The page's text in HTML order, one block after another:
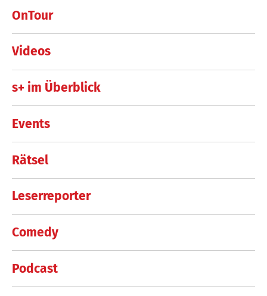
OnTour
Videos
s+ im Überblick
Events
Rätsel
Leserreporter
Comedy
Podcast